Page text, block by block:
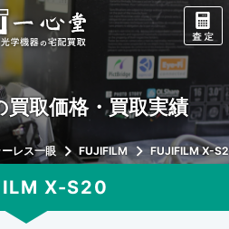
取価格・買取実績
ーレス一眼 FUJIFILM FUJIFILM X-
X-S20